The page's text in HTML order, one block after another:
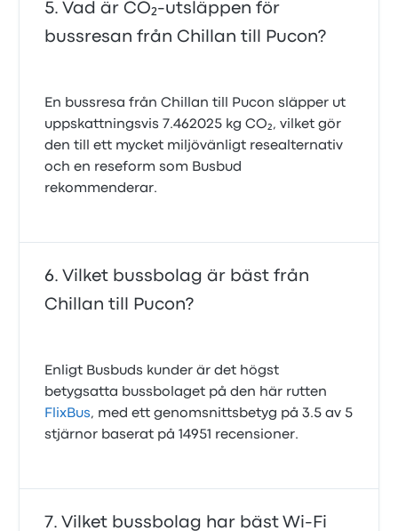
Vad är CO₂-utsläppen för
bussresan från Chillan till Pucon?
En bussresa från Chillan till Pucon släpper ut
uppskattningsvis 7.462025 kg CO₂, vilket gör
den till ett mycket miljövänligt resealternativ
och en reseform som Busbud
rekommenderar.
Vilket bussbolag är bäst från
Chillan till Pucon?
Enligt Busbuds kunder är det högst
betygsatta bussbolaget på den här rutten
FlixBus, med ett genomsnittsbetyg på 3.5 av 5
stjärnor baserat på 14951 recensioner.
Vilket bussbolag har bäst Wi-Fi